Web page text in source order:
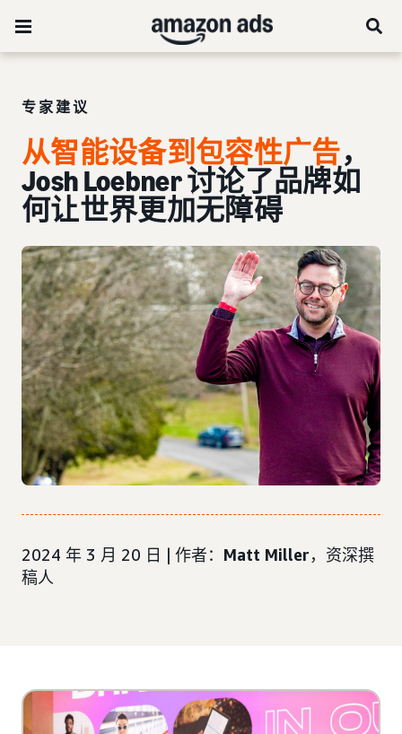
专家建议
从智能设备到包容性广告，
Josh Loebner 讨论了品牌如
何让世界更加无障碍
2024 年 3 月 20 日 | 作者： Matt Miller，资深撰
稿人